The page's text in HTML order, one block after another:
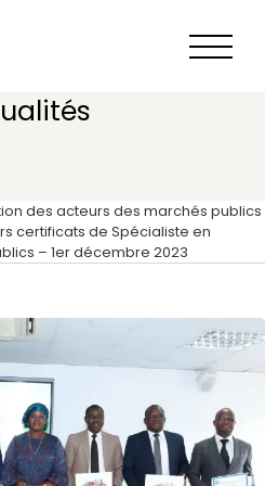
des acteurs des marchés publics
certificats de Spécialiste en
– 1er décembre 2023